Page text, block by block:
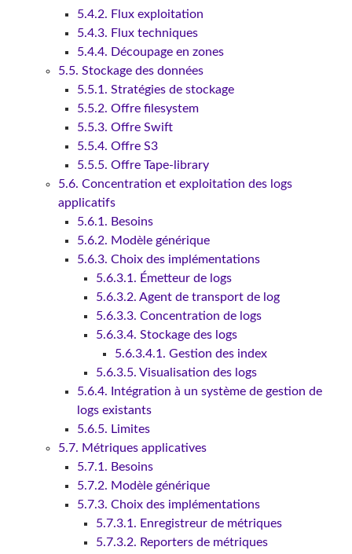
5.4.2. Flux exploitation
5.4.3. Flux techniques
5.4.4. Découpage en zones
5.5. Stockage des données
5.5.1. Stratégies de stockage
5.5.2. Offre filesystem
5.5.3. Offre Swift
5.5.4. Offre S3
5.5.5. Offre Tape-library
5.6. Concentration et exploitation des logs
applicatifs
5.6.1. Besoins
5.6.2. Modèle générique
5.6.3. Choix des implémentations
5.6.3.1. Émetteur de logs
5.6.3.2. Agent de transport de log
5.6.3.3. Concentration de logs
5.6.3.4. Stockage des logs
5.6.3.4.1. Gestion des index
5.6.3.5. Visualisation des logs
5.6.4. Intégration à un système de gestion de
logs existants
5.6.5. Limites
5.7. Métriques applicatives
5.7.1. Besoins
5.7.2. Modèle générique
5.7.3. Choix des implémentations
5.7.3.1. Enregistreur de métriques
5.7.3.2. Reporters de métriques